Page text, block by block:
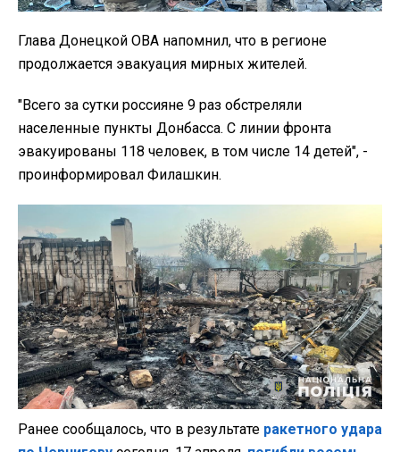
Глава Донецкой ОВА напомнил, что в регионе
продолжается эвакуация мирных жителей.
"Всего за сутки россияне 9 раз обстреляли
населенные пункты Донбасса. С линии фронта
эвакуированы 118 человек, в том числе 14 детей", -
проинформировал Филашкин.
Ранее сообщалось, что в результате ракетного удара